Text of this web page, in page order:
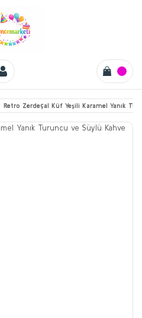
Retro Zerdeçal Küf Yeşili Karamel Yanık